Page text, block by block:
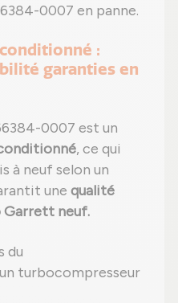
0007 en panne.
:
garanties en
0007 est un
, ce qui
à neuf selon un
une qualité
Garrett neuf.
du
turbocompresseur